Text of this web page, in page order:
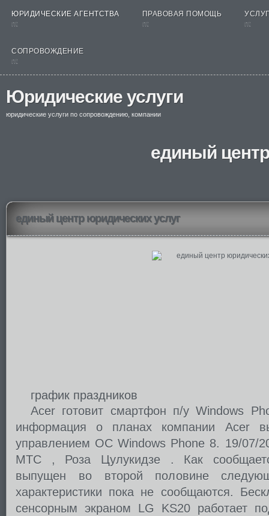
ЮРИДИЧЕСКИЕ АГЕНТСТВА
nt
ПРАВОВАЯ ПОМОЩЬ
nt
nt
СОПРОВОЖДЕНИЕ
nt
Юридические услуги
юридические услуги по сопровождению, компании
единый
единый центр юридических услуг
график праздников
Acer готовит смартфон п/у Windows
информация о планах компании Acer
управлением ОС Windows Phone 8. 19/
МТС , Роза Цулукидзе . Как
выпущен во второй половине
характеристики пока не сообщаются.
сенсорным экраном LG KS20 работает